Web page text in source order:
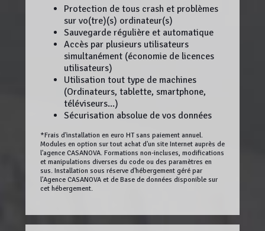
Protection de tous crash et problèmes
sur vo(tre)(s) ordinateur(s)
Sauvegarde régulière et automatique
Accès par plusieurs utilisateurs
simultanément (économie de licences
utilisateurs)
Utilisation tout type de machines
(Ordinateurs, tablette, smartphone,
téléviseurs...)
Sécurisation absolue de vos données
*Frais d'installation en euro HT sans paiement annuel.
Modules en option sur tout achat d'un site Internet auprès de
l'agence CASANOVA. Formations non-incluses, modifications
et manipulations diverses du code ou des paramètres en
sus. Installation sous réserve d'hébergement géré par
l'Agence CASANOVA et de Base de données disponible sur
cet hébergement.